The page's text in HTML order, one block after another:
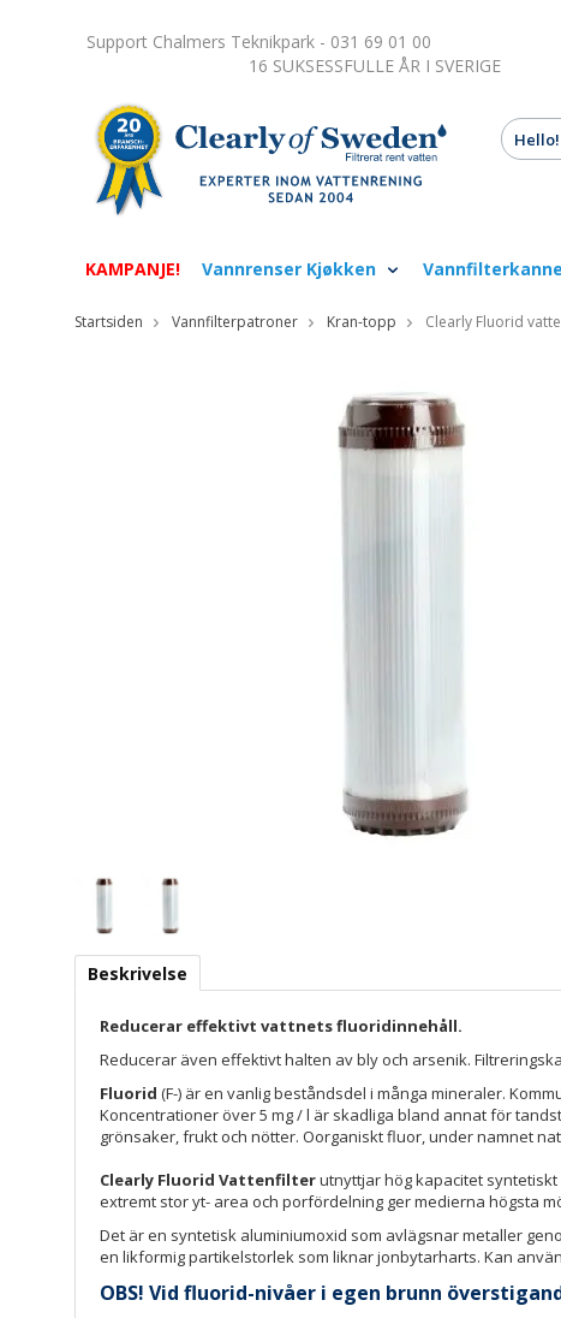
Support Chalmers Teknikpark - 031 69 01 00
16 SUKSESSFULLE ÅR I SVERIGE
KAMPANJE! Vannrenser Kjøkken
Startsiden Vannfilterpatroner Kran-topp Clearly Fluorid
Beskrivelse
Reducerar effektivt vattnets fluoridinnehåll.
Reducerar även effektivt halten av bly och arsenik.
Fluorid (F-) är en vanlig beståndsdel i många mineraler.
Koncentrationer över 5 mg / l är skadliga bland annat för
grönsaker, frukt och nötter. Oorganiskt fluor, under namnet
Clearly Fluorid Vattenfilterutnyttjar hög kapacitet
extremt stor yt- area och porfördelning ger medierna högsta
Det är en syntetisk aluminiumoxid som avlägsnar metaller
en likformig partikelstorlek som liknar jonbytarharts. Kan
OBS! Vid fluorid-nivåer i egen brunn